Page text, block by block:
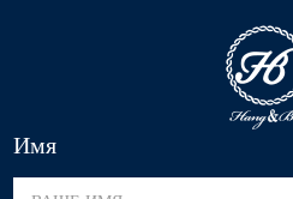
Имя